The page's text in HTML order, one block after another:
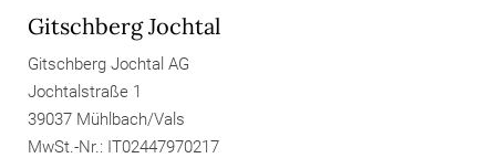
Gitschberg Jochtal
Gitschberg Jochtal AG
Jochtalstraße 1
39037 Mühlbach/Vals
MwSt.-Nr.: IT02447970217